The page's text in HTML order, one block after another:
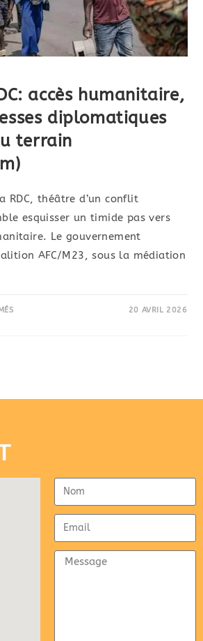
accès humanitaire,
diplomatiques
terrain
RDC, théâtre d’un conflit
esquisser un timide pas vers
Le gouvernement
AFC/M23, sous la médiation
20 AVRIL 2026